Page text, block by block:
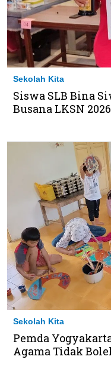
Sekolah Kita
Siswa SLB Bina
Busana LKSN 2026
Sekolah Kita
Pemda
Agama Tidak